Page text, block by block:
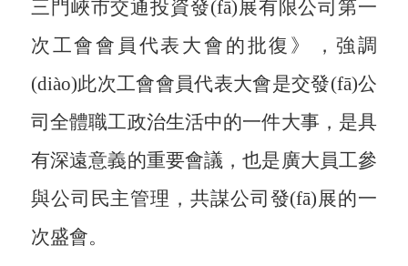
三門峽市交通投資發(fā)展有限公司第一
次工會會員代表大會的批復》，強調
(diào)此次工會會員代表大會是交發(fā)公
司全體職工政治生活中的一件大事，是具
有深遠意義的重要會議，也是廣大員工參
與公司民主管理，共謀公司發(fā)展的一
次盛會。